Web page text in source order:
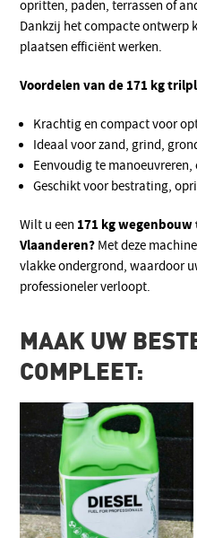
opritten, paden, terrassen of
Dankzij het compacte ontwerp
plaatsen efficiënt werken.
Voordelen van de 171 kg
Krachtig en compact voor
Ideaal voor zand, grind,
Eenvoudig te
Geschikt voor bestrating,
Wilt u een 171 kg
Vlaanderen? Met deze
vlakke ondergrond, waardoor
professioneler verloopt.
MAAK UW
COMPLEET: